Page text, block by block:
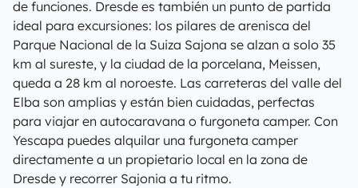
de funciones. Dresde es también un punto de partida
ideal para excursiones: los pilares de arenisca del
Parque Nacional de la Suiza Sajona se alzan a solo 35
km al sureste, y la ciudad de la porcelana, Meissen,
queda a 28 km al noroeste. Las carreteras del valle del
Elba son amplias y están bien cuidadas, perfectas
para viajar en autocaravana o furgoneta camper. Con
Yescapa puedes alquilar una furgoneta camper
directamente a un propietario local en la zona de
Dresde y recorrer Sajonia a tu ritmo.